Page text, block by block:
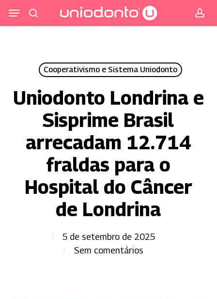
para
Menu
Cooperativismo e Sistema Uniodonto
Uniodonto Londrina e
Sisprime Brasil
arrecadam 12.714
fraldas para o
Hospital do Câncer
de Londrina
5 de setembro de 2025
Sem comentários